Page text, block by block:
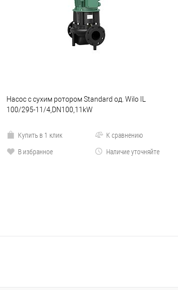
Насос с сухим ротором Standard од. Wilo IL
100/295-11/4,DN100,11kW
Купить в 1 клик
К сравнению
В избранное
Наличие уточняйте